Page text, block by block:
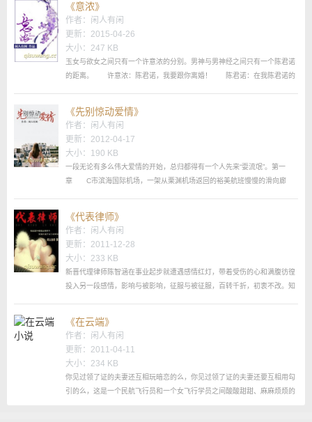
《意浓》
作者： 闲人有闲
更新：2015-04-26
大小：247 KB
玉女与欲女之间只有一个许意浓的分别。男神与男神经之间只有一个陈君诺
的距离。 许意浓：陈君诺，我要跟你离婚！ 陈君诺：在我陈君诺的
吗？ 许意浓：那不是你说的你的字典里只有丧偶，没有离婚吗？ 周
晓年：为什么不跟陈君诺离婚？ 许意浓：会分很多钱，不知道一个人怎
么花。...
《先别惊动爱情》
作者： 闲人有闲
更新：2012-04-17
大小：190 KB
一段无论有多么伟大爱情的开始，总归都得有一个人先来“耍流氓”。第一
章 C市滨海国际机场，一架从栗渊机场返回的裕美航班慢慢的滑向廊
“唉，我们裕美最年轻最帅的机长就要结婚了，不知道公司有多少小姑娘的心
要碎了，真是惆怅啊。”教员机长填着考察表，“只谈一次恋爱就结婚，不
会...
《代表律师》
作者： 闲人有闲
更新：2011-12-28
大小：233 KB
新晋代理律师陈智涵在事业起步就遭遇感情红灯，带着受伤的心和满腹彷徨
投入另一段感情，影响与被影响，征服与被征服，百转千折，初衷不改。知
揭露真相，险象环生。 讲述一段如高空走钢丝般的执业经历和一段九曲
回环的华美爱情。第一章：争执 “志强，我中午不能和你一起吃饭了，我
给客...
《在云端》
作者： 闲人有闲
更新：2011-04-11
大小：234 KB
你见过领了证的夫妻还互相玩暗恋的么，你见过领了证的夫妻还要互相用勾
引的么，这是一个民航飞行员和一个女飞行学员之间酸酸甜甜、麻麻烦烦的